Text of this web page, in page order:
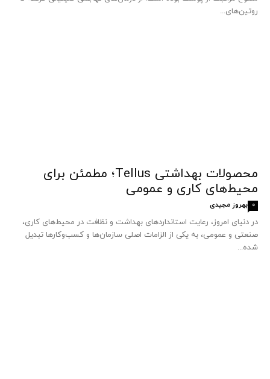
روتین‌های...
محصولات بهداشتی Tellus؛ مطمئن برای
محیط‌های کاری و عمومی
بهروز مجیدی 0
در دنیای امروز، رعایت استانداردهای بهداشت و نظافت در محیط‌های کاری،
صنعتی و عمومی، به یکی از الزامات اصلی سازمان‌ها و کسب‌وکارها تبدیل
شده...